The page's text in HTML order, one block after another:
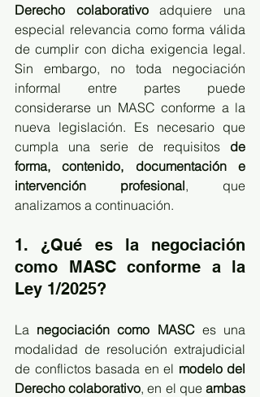
Derecho colaborativo adquiere una
especial relevancia como forma válida
de cumplir con dicha exigencia legal.
Sin embargo, no toda negociación
informal entre partes puede
considerarse un MASC conforme a la
nueva legislación. Es necesario que
cumpla una serie de requisitos de
forma, contenido, documentación e
intervención profesional, que
analizamos a continuación.
1. ¿Qué es la negociación
como MASC conforme a la
Ley 1/2025?
La negociación como MASC es una
modalidad de resolución extrajudicial
de conflictos basada en el modelo del
Derecho colaborativo, en el que ambas